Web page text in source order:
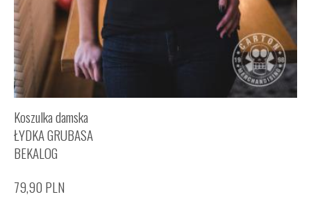
Koszulka damska
ŁYDKA GRUBASA
BEKALOG
79,90 PLN